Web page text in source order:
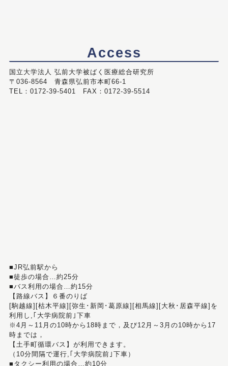
Access
国立大学法人 弘前大学被ばく医療総合研究所
〒036-8564 青森県弘前市本町66-1
TEL：0172-39-5401 FAX：0172-39-5514
■JR弘前駅から
■徒歩の場合…約25分
■バス利用の場合…約15分
【路線バス】６番のりば
[駒越線][枯木平線][弥生･新岡･葛原線][相馬線][大秋･居森平線]を
利用し,｢大学病院前｣下車
※4月～11月の10時から18時まで，及び12月～3月の10時から17
時までは，
【土手町循環バス】が利用できます。
（10分間隔で運行,｢大学病院前｣下車）
■タクシー利用の場合…約10分